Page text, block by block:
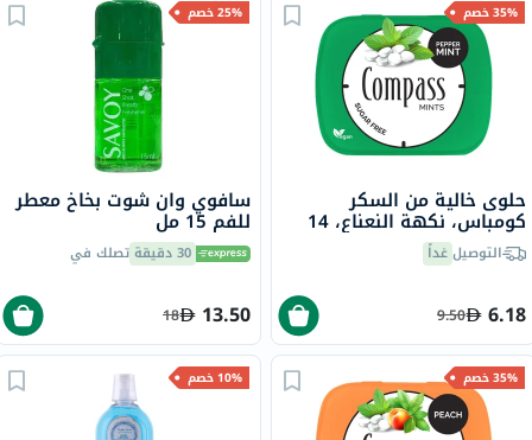
35% خصم
حلوى خالية من السكر
كومباس، نكهة النعناع، 14
جرامالتوصيلغداً
6.18
9.50
25% خصم
سافوي وان شوت بخاخ معطر
للفم 15 مل
30 دقيقة تصلك في
13.50
18
35% خصم 10% خصم